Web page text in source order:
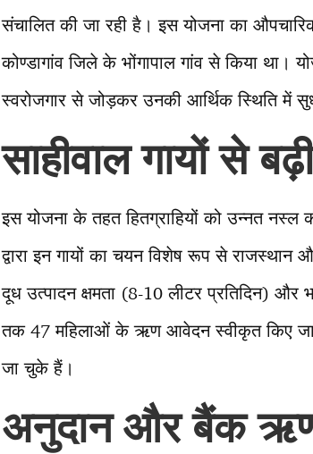
संचालित की जा रही है। इस योजना का
कोण्डागांव जिले के भोंगापाल गांव से किया था।
स्वरोजगार से जोड़कर उनकी आर्थिक स्थिति में
साहीवाल गायों से
इस योजना के तहत हितग्राहियों को उन्नत नस्ल
द्वारा इन गायों का चयन विशेष रूप से राजस्थान
दूध उत्पादन क्षमता (8-10 लीटर प्रतिदिन)
तक 47 महिलाओं के ऋण आवेदन स्वीकृत किए
जा चुके हैं।
अनुदान और बैंक